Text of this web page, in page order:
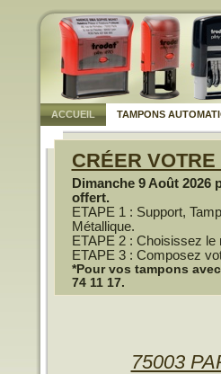
ACCUEIL TAMPONS
CRÉER
Dimanche 9 Août
offert.
ETAPE 1 : Support,
Métallique.
ETAPE 2 : Choisissez
ETAPE 3 : Composez
*Pour vos tampons
74 11 17.
75003